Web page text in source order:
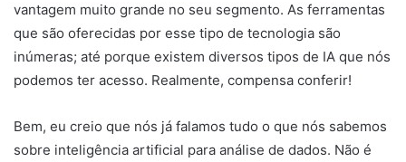
vantagem muito grande no seu segmento. As ferramentas
que são oferecidas por esse tipo de tecnologia são
inúmeras; até porque existem diversos tipos de IA que nós
podemos ter acesso. Realmente, compensa conferir!
Bem, eu creio que nós já falamos tudo o que nós sabemos
sobre inteligência artificial para análise de dados. Não é